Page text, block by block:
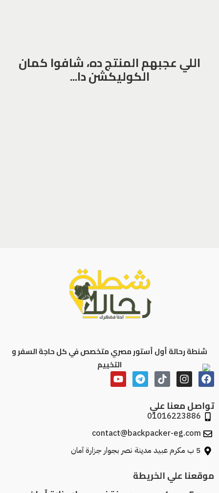
اللي عجبهم المنتج ده، شافوا كمان
الكوليكشن دا...
شنطة رحالة أول أستور مصري متخصص في كل حاجة السفر و
التخييم
تواصل معنا علي
01016223886
contact@backpacker-eg.com
5 ب مكرم عبيد مدينة نصر بجوار جزارة آمان
موقعنا علي الخريطة